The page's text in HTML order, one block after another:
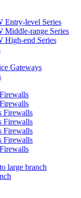
Entry-level Series
Middle-range Series
High-end Series
Gateways
Firewalls
Firewalls
Firewalls
Firewalls
large branch